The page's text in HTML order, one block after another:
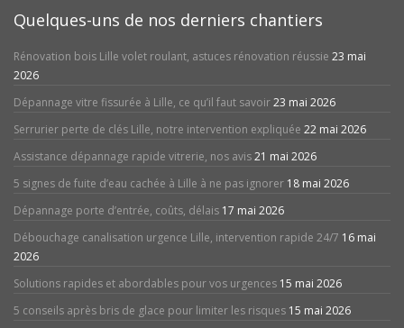
Quelques-uns de nos derniers chantiers
Rénovation bois Lille volet roulant, astuces rénovation réussie 23 mai
2026
Dépannage vitre fissurée à Lille, ce qu’il faut savoir23 mai 2026
Serrurier perte de clés Lille, notre intervention expliquée 22 mai 2026
Assistance dépannage rapide vitrerie, nos avis21 mai 2026
5 signes de fuite d’eau cachée à Lille à ne pas ignorer 18 mai 2026
Dépannage porte d’entrée, coûts, délais 17 mai 2026
Débouchage canalisation urgence Lille, intervention rapide 24/7 16 mai
2026
Solutions rapides et abordables pour vos urgences 15 mai 2026
5 conseils après bris de glace pour limiter les risques 15 mai 2026